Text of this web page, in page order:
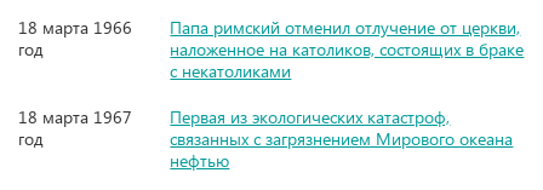
18 марта 1966
год
Папа римский отменил отлучение от церкви,
наложенное на католиков, состоящих в браке
с некатоликами
18 марта 1967
год
Первая из экологических катастроф,
связанных с загрязнением Мирового океана
нефтью